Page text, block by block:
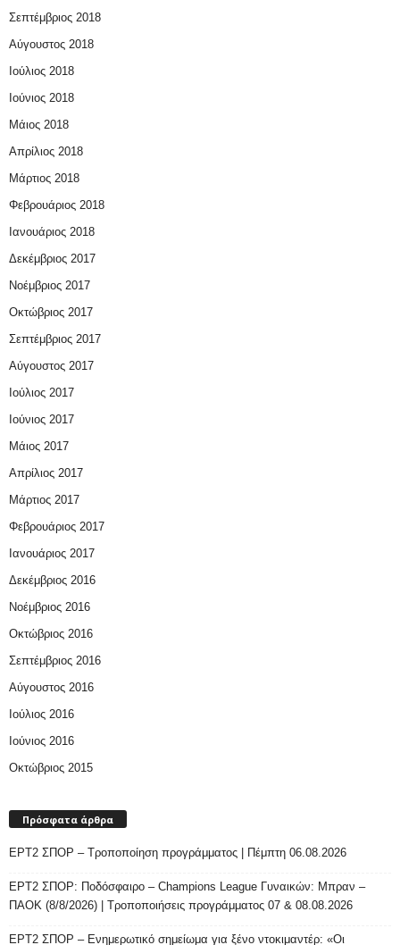
Σεπτέμβριος 2018
Αύγουστος 2018
Ιούλιος 2018
Ιούνιος 2018
Μάιος 2018
Απρίλιος 2018
Μάρτιος 2018
Φεβρουάριος 2018
Ιανουάριος 2018
Δεκέμβριος 2017
Νοέμβριος 2017
Οκτώβριος 2017
Σεπτέμβριος 2017
Αύγουστος 2017
Ιούλιος 2017
Ιούνιος 2017
Μάιος 2017
Απρίλιος 2017
Μάρτιος 2017
Φεβρουάριος 2017
Ιανουάριος 2017
Δεκέμβριος 2016
Νοέμβριος 2016
Οκτώβριος 2016
Σεπτέμβριος 2016
Αύγουστος 2016
Ιούλιος 2016
Ιούνιος 2016
Οκτώβριος 2015
Πρόσφατα άρθρα
ΕΡΤ2 ΣΠΟΡ – Τροποποίηση προγράμματος | Πέμπτη 06.08.2026
ΕΡΤ2 ΣΠΟΡ: Ποδόσφαιρο – Champions League Γυναικών: Μπραν –
ΠΑΟΚ (8/8/2026) | Τροποποιήσεις προγράμματος 07 & 08.08.2026
ΕΡΤ2 ΣΠΟΡ – Ενημερωτικό σημείωμα για ξένο ντοκιμαντέρ: «Οι